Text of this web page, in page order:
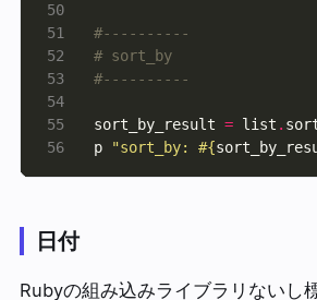
50
51
53
54
55
56
#----------
# sort_by
#----------
sort_by_result = list .
p
"sort_by: #{
日付
Rubyの組み込みライブラリないし